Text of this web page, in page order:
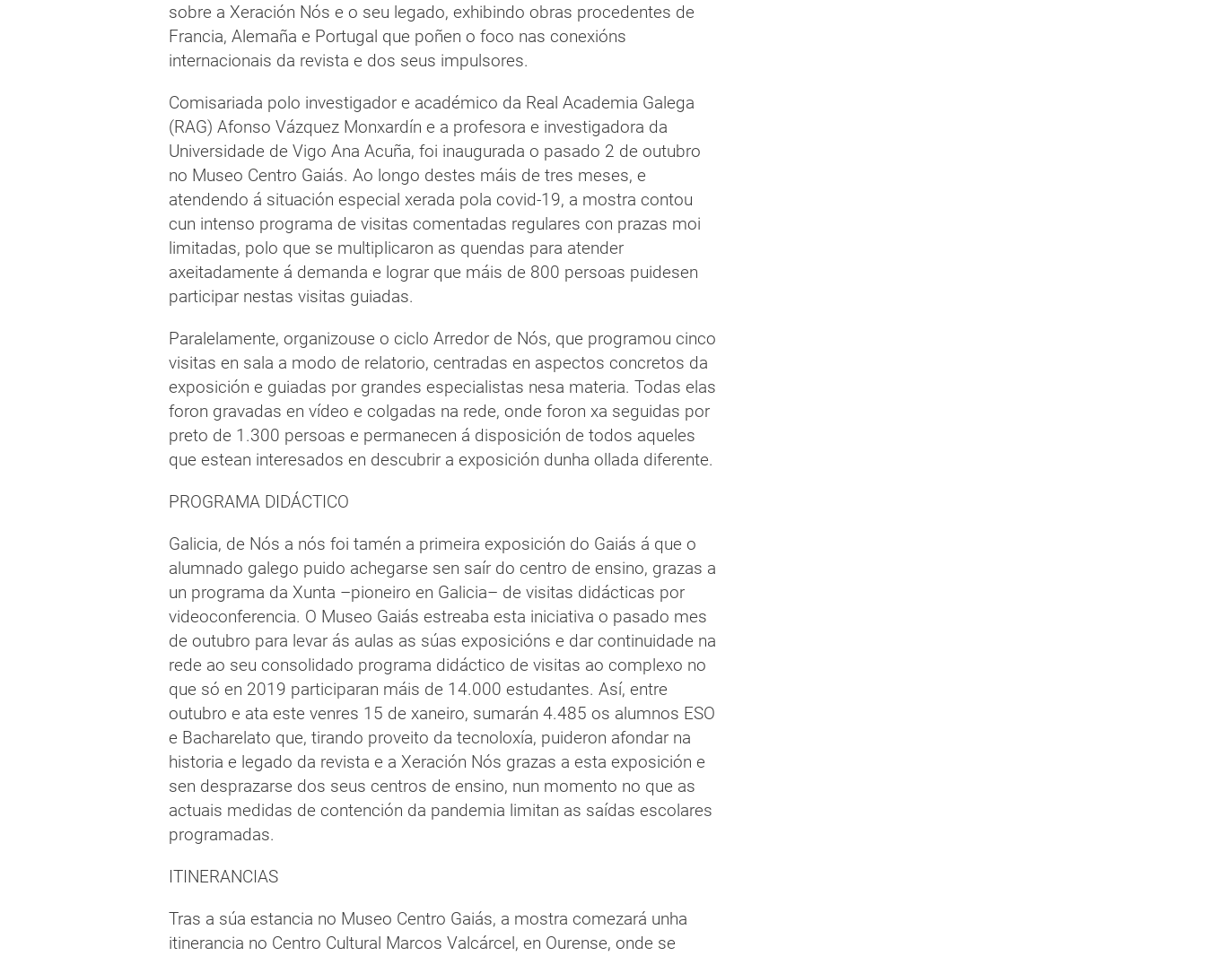
sobre a Xeración Nós e o seu legado, exhibindo obras procedentes de
Francia, Alemaña e Portugal que poñen o foco nas conexións
internacionais da revista e dos seus impulsores.
Comisariada polo investigador e académico da Real Academia Galega
(RAG) Afonso Vázquez Monxardín e a profesora e investigadora da
Universidade de Vigo Ana Acuña, foi inaugurada o pasado 2 de outubro
no Museo Centro Gaiás. Ao longo destes máis de tres meses, e
atendendo á situación especial xerada pola covid-19, a mostra contou
cun intenso programa de visitas comentadas regulares con prazas moi
limitadas, polo que se multiplicaron as quendas para atender
axeitadamente á demanda e lograr que máis de 800 persoas puidesen
participar nestas visitas guiadas.
Paralelamente, organizouse o ciclo Arredor de Nós, que programou cinco
visitas en sala a modo de relatorio, centradas en aspectos concretos da
exposición e guiadas por grandes especialistas nesa materia. Todas elas
foron gravadas en vídeo e colgadas na rede, onde foron xa seguidas por
preto de 1.300 persoas e permanecen á disposición de todos aqueles
que estean interesados en descubrir a exposición dunha ollada diferente.
PROGRAMA DIDÁCTICO
Galicia, de Nós a nós foi tamén a primeira exposición do Gaiás á que o
alumnado galego puido achegarse sen saír do centro de ensino, grazas a
un programa da Xunta –pioneiro en Galicia– de visitas didácticas por
videoconferencia. O Museo Gaiás estreaba esta iniciativa o pasado mes
de outubro para levar ás aulas as súas exposicións e dar continuidade na
rede ao seu consolidado programa didáctico de visitas ao complexo no
que só en 2019 participaran máis de 14.000 estudantes. Así, entre
outubro e ata este venres 15 de xaneiro, sumarán 4.485 os alumnos ESO
e Bacharelato que, tirando proveito da tecnoloxía, puideron afondar na
historia e legado da revista e a Xeración Nós grazas a esta exposición e
sen desprazarse dos seus centros de ensino, nun momento no que as
actuais medidas de contención da pandemia limitan as saídas escolares
programadas.
ITINERANCIAS
Tras a súa estancia no Museo Centro Gaiás, a mostra comezará unha
itinerancia no Centro Cultural Marcos Valcárcel, en Ourense, onde se